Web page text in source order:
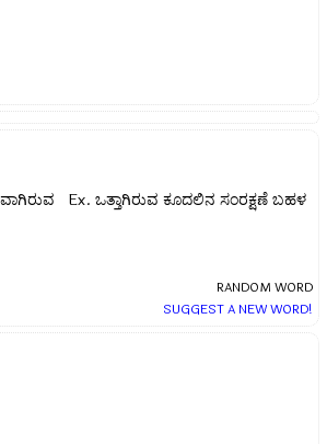
Ex.ಒತ್ತಾಗಿರುವ ಕೂದಲಿನ ಸಂರಕ್ಷಣೆ ಬಹಳ
RANDOM WORD
SUGGEST A NEW WORD!